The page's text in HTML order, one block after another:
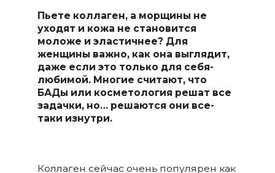
Пьете коллаген, а морщины не
уходят и кожа не становится
моложе и эластичнее? Для
женщины важно, как она выглядит,
даже если это только для себя-
любимой. Многие считают, что
БАДы или косметология решат все
задачки, но… решаются они все-
таки изнутри.
Коллаген сейчас очень популярен как